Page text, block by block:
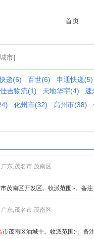
首页
市]
递(6) 百世(6)
申通快递(5)
佳吉物流(1) 天地华宇(4)
速
化州市(32) 高州市(38)
广东,茂名市,茂南区
市茂南区开发区。收派范围:-。备
广东,茂名市,茂南区
市茂南区油城十。收派范围:-。备